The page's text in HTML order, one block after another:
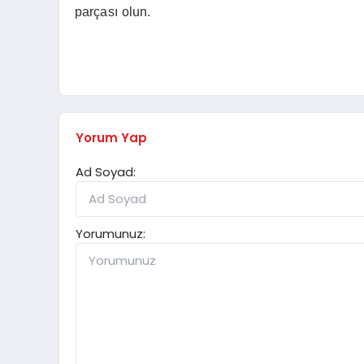
parçası olun.
Yorum Yap
Ad Soyad:
Yorumunuz: